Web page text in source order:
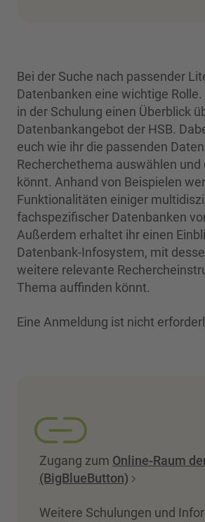
Bei der Suche nach passender
Datenbanken eine wichtige
in der Schulung einen Überblick
Datenbankangebot der HSB.
euch wie ihr die passenden
Recherchethema auswählen
könnt. Anhand von Beispielen
Funktionalitäten einiger
fachspezifischer Datenbanken
Außerdem erhaltet ihr einen
Datenbank-Infosystem, mit
weitere relevante
Thema auffinden könnt.
Eine Anmeldung ist nicht
Zugang zum Online-Raum
(BigBlueButton)
Weitere Schulungen und